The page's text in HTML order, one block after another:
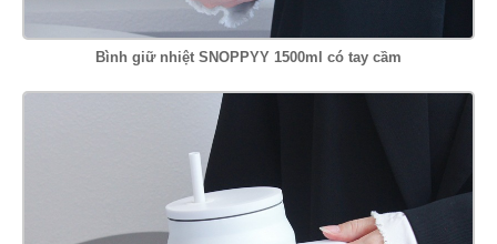
Bình giữ nhiệt SNOPPYY 1500ml có tay cầm